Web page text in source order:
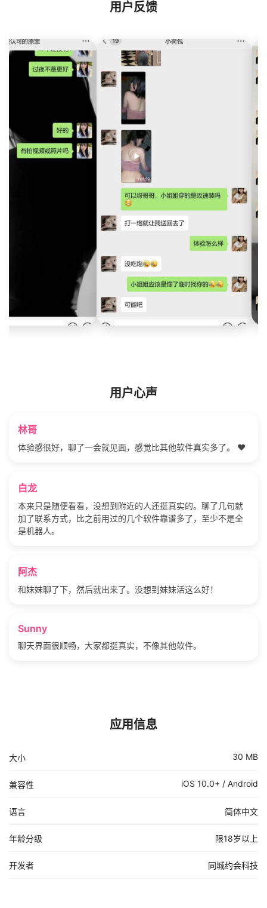
用户反馈
用户心声
林哥
体验感很好，聊了一会就见面，感觉比其他软件真实多了。 ❤️
白龙
本来只是随便看看，没想到附近的人还挺真实的。聊了几句就
加了联系方式，比之前用过的几个软件靠谱多了，至少不是全
是机器人。
阿杰
和妹妹聊了下，然后就出来了。没想到妹妹活这么好！
Sunny
聊天界面很顺畅，大家都挺真实，不像其他软件。
应用信息
大小 30 MB
兼容性 iOS 10.0+ / Android
语言 简体中文
年龄分级 限18岁以上
开发者 同城约会科技